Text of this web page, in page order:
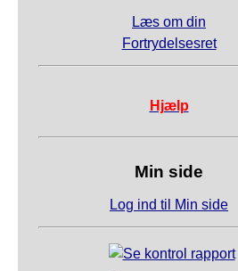
Læs om din
Fortrydelsesret
Hjælp
Min side
Log ind til Min side